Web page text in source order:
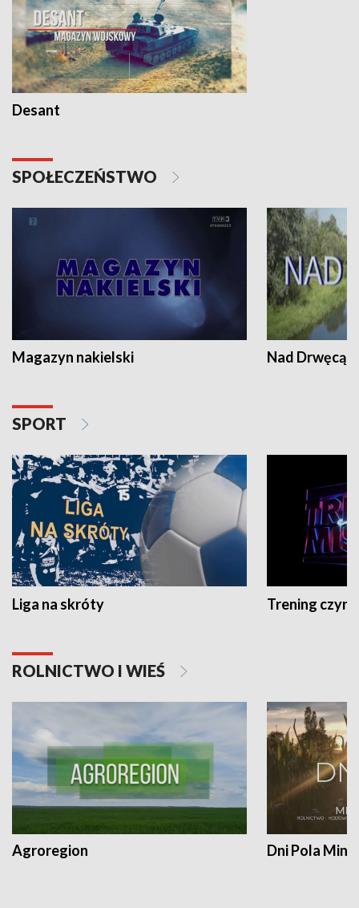
Desant
SPOŁECZEŃSTWO
Magazyn nakielski Nad Drwęcą
SPORT
Liga na skróty Trening czyni
ROLNICTWO I WIEŚ
Agroregion Dni Pola